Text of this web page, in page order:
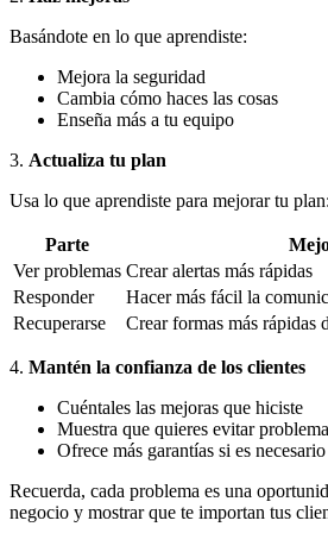
Basándote en lo que aprendiste:
Mejora la seguridad
Cambia cómo haces las cosas
Enseña más a tu equipo
3. Actualiza tu plan
Usa lo que aprendiste para mejorar tu plan:
Parte
Ver problemas Crear alertas más rápidas
Responder
Hacer más fácil la
Recuperarse
Crear formas más rápidas
4. Mantén la confianza de los clientes
Cuéntales las mejoras que hiciste
Muestra que quieres evitar
Ofrece más garantías si es necesario
Recuerda, cada problema es una
negocio y mostrar que te importan tus